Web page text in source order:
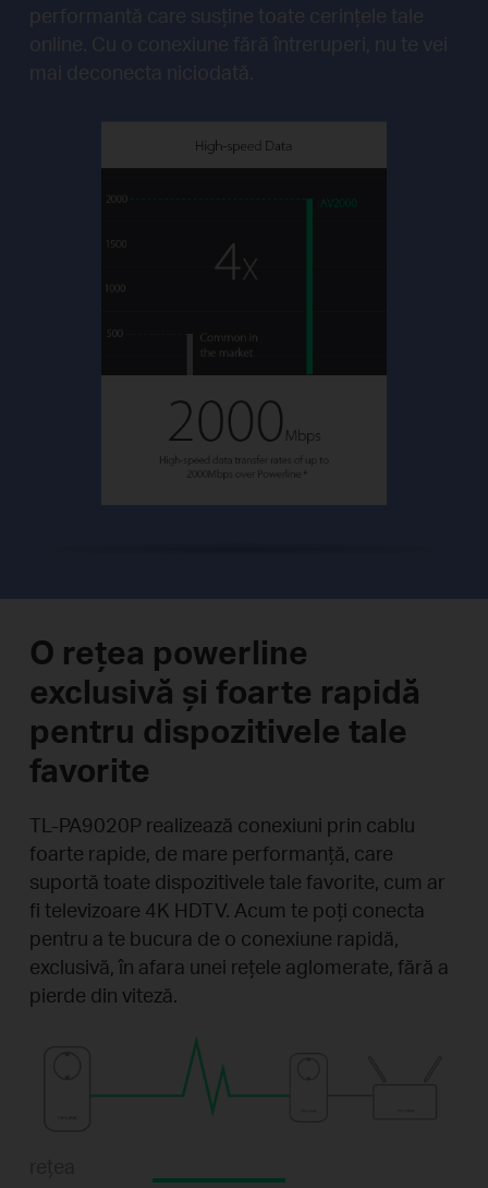
performantă care susține toate cerințele tale
online. Cu o conexiune fără întreruperi, nu te vei
mai deconecta niciodată.
O rețea powerline
exclusivă și foarte rapidă
pentru dispozitivele tale
favorite
TL-PA9020P realizează conexiuni prin cablu
foarte rapide, de mare performanță, care
suportă toate dispozitivele tale favorite, cum ar
fi televizoare 4K HDTV. Acum te poți conecta
pentru a te bucura de o conexiune rapidă,
exclusivă, în afara unei rețele aglomerate, fără a
pierde din viteză.